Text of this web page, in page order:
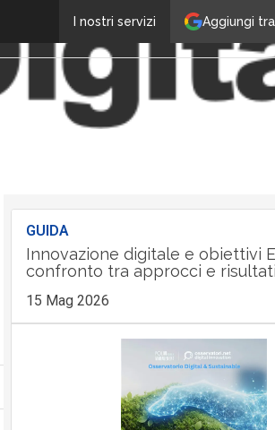
Aggiungi
I nostri servizi
GUIDA
Innovazione digitale e obiettivi
confronto tra approcci e risultati
15 Mag 2026